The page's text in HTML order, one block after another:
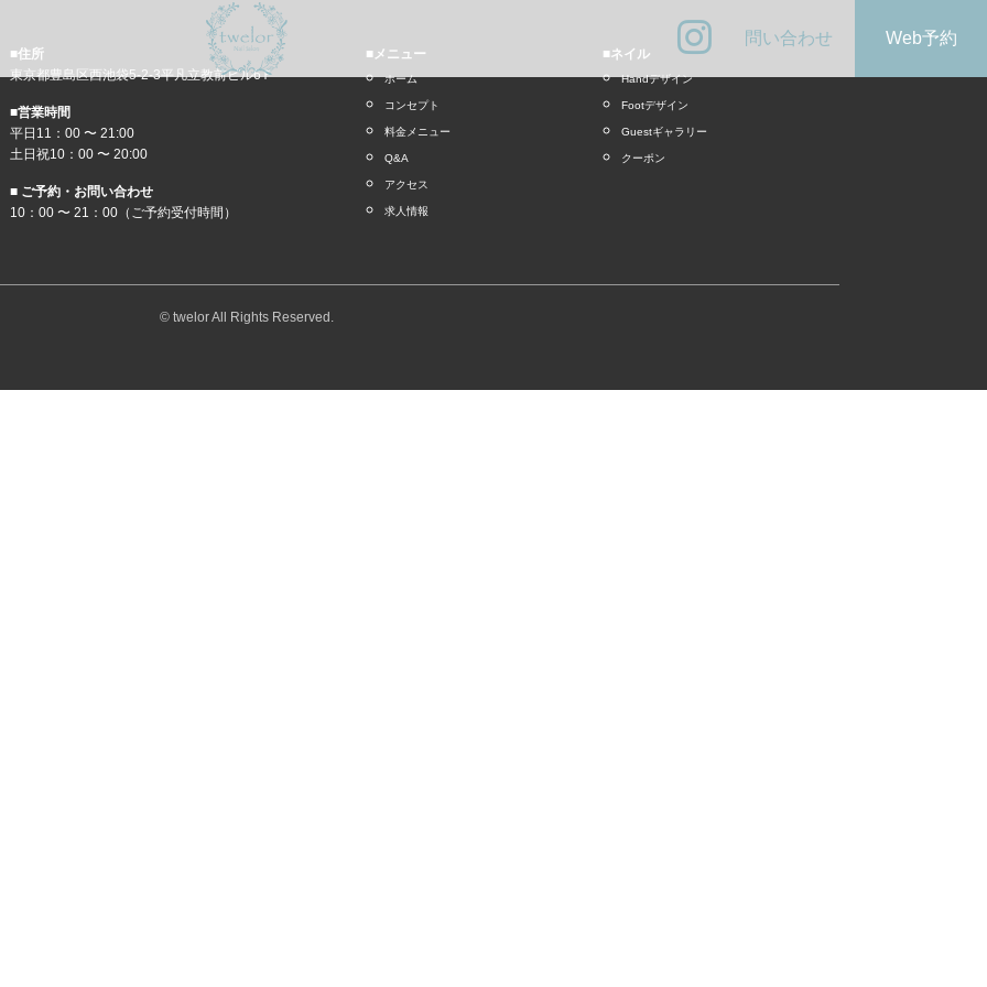
問い合わせ Web予約
■住所
東京都豊島区西池袋5-2-3平凡立教前ビル6Ｆ
■営業時間
平日11：00 〜 21:00
土日祝10：00 〜 20:00
■ ご予約・お問い合わせ
10：00 〜 21：00（ご予約受付時間）
■メニュー
ホーム
コンセプト
料金メニュー
Q&A
アクセス
求人情報
■ネイル
Handデザイン
Footデザイン
Guestギャラリー
クーポン
© twelor All Rights Reserved.